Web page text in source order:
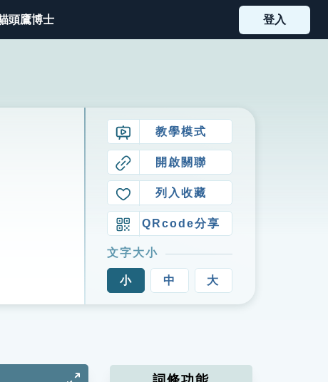
頭鷹博士 登入
教學模式
開啟關聯
列入收藏
QRcode分享
文字大小
小 中 大